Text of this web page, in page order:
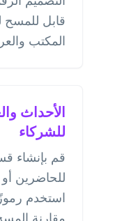
قابل
المكتب
الأحداث
للشركاء
قم بإنشاء
للحاضرين
استخدم
مقارنة